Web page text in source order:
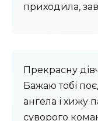
приходила,
Прекрасну
Бажаю тобі
ангела і хижу
суворого